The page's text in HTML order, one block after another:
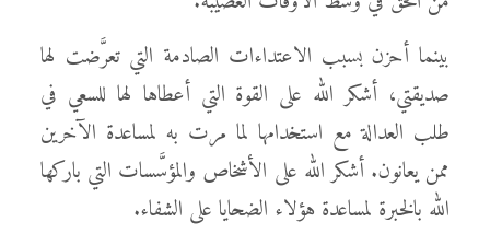
بينما أحزن بسبب الاعتداءات الصادمة التي تعرَّضت لها
صديقتي، أشكر الله على القوة التي أعطاها لها للسعي في
طلب العدالة مع استخدامها لما مرت به لمساعدة الآخرين
ممن يعانون. أشكر الله على الأشخاص والمؤسَّسات التي باركها
الله بالخبرة لمساعدة هؤلاء الضحايا على الشفاء.